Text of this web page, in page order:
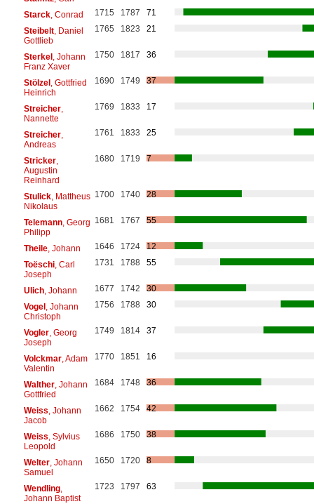
Starck, Conrad 1715 1787
71
Steibelt, Daniel
Gottlieb
1765 1823 21
Sterkel, Johann
Franz Xaver
1750 1817 36
Stölzel, Gottfried
Heinrich
1690 1749 37
Streicher,
Nannette
1769 1833 17
Streicher,
Andreas
1761 1833 25
Stricker,
Augustin
Reinhard
1680 1719 7
Stulick, Mattheus
Nikolaus
1700 1740 28
Telemann, Georg
Philipp
1681 1767 55
Theile, Johann 1646 1724
12
Toëschi, Carl
Joseph
1731 1788 55
Ulich, Johann 1677 1742
30
Vogel, Johann
Christoph
1756 1788 30
Vogler, Georg
Joseph
1749 1814 37
Volckmar, Adam
Valentin
1770 1851 16
Walther, Johann
Gottfried
1684 1748 36
Weiss , Johann
Jacob
1662 1754 42
Weiss , Sylvius
Leopold
1686 1750 38
Welter, Johann
Samuel
1650 1720 8
Wendling,
Johann Baptist
1723 1797 63